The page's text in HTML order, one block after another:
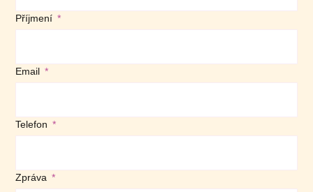
Příjmení
Email
Telefon
Zpráva